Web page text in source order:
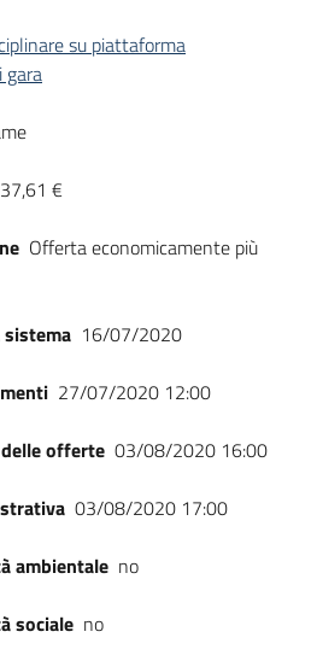
su piattaforma
gara
€
Offerta economicamente più
sistema 16/07/2020
27/07/2020 12:00
offerte 03/08/2020 16:00
03/08/2020 17:00
ambientale no
sociale no